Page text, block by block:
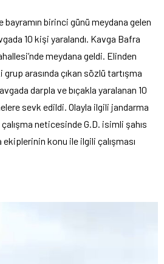
bayramın birinci günü meydana gelen
10 kişi yaralandı. Kavga Bafra
meydana geldi. Elinden
arasında çıkan sözlü tartışma
darpla ve bıçakla yaralanan 10
sevk edildi. Olayla ilgili jandarma
neticesinde G.D. isimli şahıs
ekiplerinin konu ile ilgili çalışması